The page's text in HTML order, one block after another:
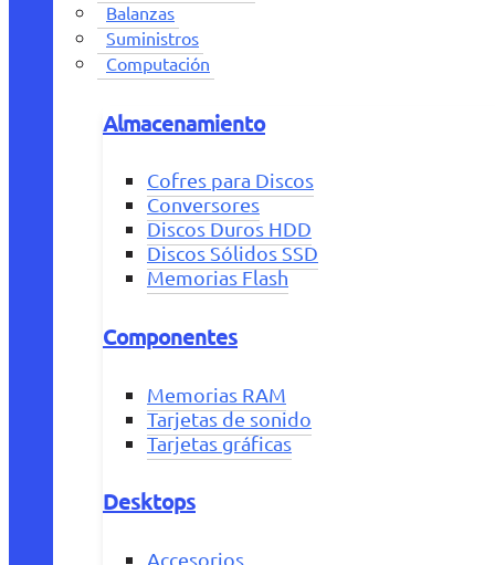
Balanzas
Suministros
Computación
Almacenamiento
Cofres para Discos
Conversores
Discos Duros HDD
Discos Sólidos SSD
Memorias Flash
Componentes
Memorias RAM
Tarjetas de sonido
Tarjetas gráficas
Desktops
Accesorios